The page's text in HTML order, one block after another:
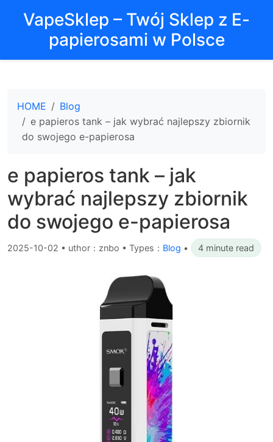
VapeSklep – Twój Sklep z E-
papierosami w Polsce
HOME
Blog
e papieros tank – jak wybrać najlepszy zbiornik
do swojego e-papierosa
e papieros tank – jak
wybrać najlepszy zbiornik
do swojego e-papierosa
2025-10-02 • uthor：znbo • Types： Blog • 4 minute read